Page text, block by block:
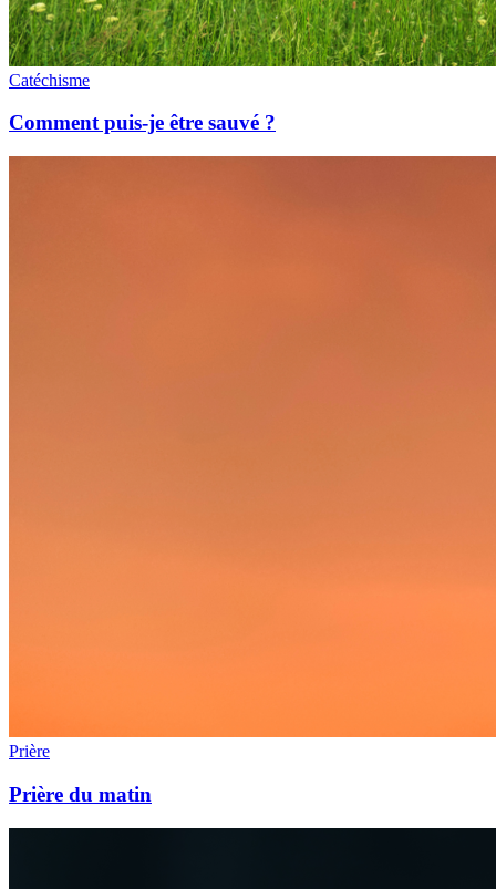
Catéchisme
Comment puis-je être sauvé ?
Prière
Prière du matin